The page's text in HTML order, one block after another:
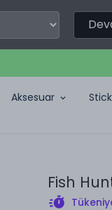
Aksesuar
Fish